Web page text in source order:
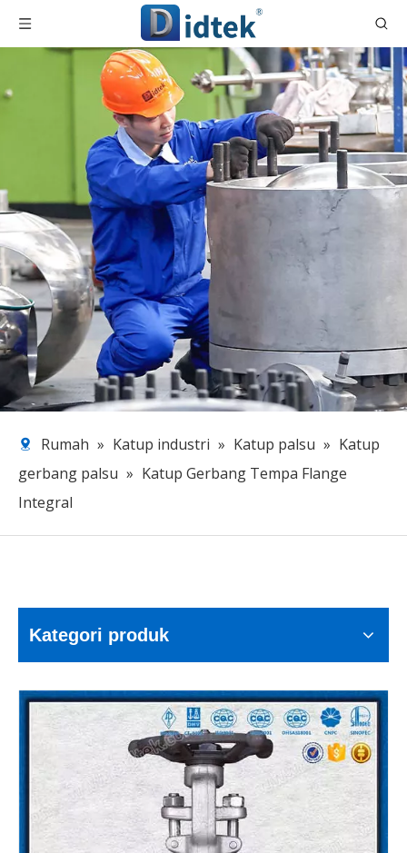
Rumah » Katup industri » Katup palsu » Katup
gerbang palsu » Katup Gerbang Tempa Flange
Integral
Kategori produk